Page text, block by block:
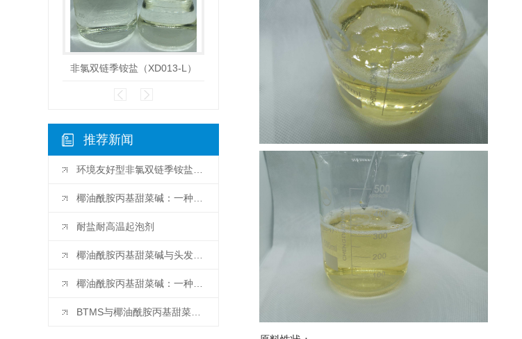
非氯双链季铵盐（XD013-L） 山嵛基三甲基氯化铵 椰油酰胺丙基甜菜碱（ZJ008）
推荐新闻
环境友好型非氯双链季铵盐的应用前景分析
椰油酰胺丙基甜菜碱：一种环境友好型表面活性剂的崭新选择
耐盐耐高温起泡剂
椰油酰胺丙基甜菜碱与头发健康的关系探析
椰油酰胺丙基甜菜碱：一种天然皮肤保湿剂的研究进展
BTMS与椰油酰胺丙基甜菜碱：比较两种常用表面活性剂